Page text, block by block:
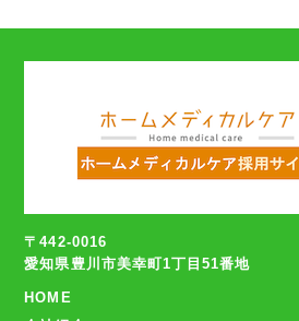
〒442-0016
愛知県豊川市美幸町1丁目51番地
HOME